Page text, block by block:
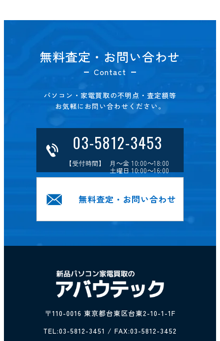
無料査定・お問い合わせ
Contact
パソコン・家電買取の不明点・査定額等
お気軽にお問い合わせください。
03-5812-3453
【受付時間】 月～金 10:00～18:00
土曜日 10:00～16:00
無料査定・お問い合わせ
〒110-0016 東京都台東区台東2-10-1-1F
TEL:03-5812-3451 / FAX:03-5812-3452